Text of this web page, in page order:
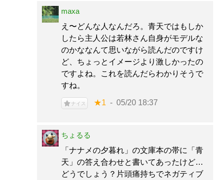
maxa
え〜どんな人なんだろ。青天ではもしか
したら主人公は若林さん自身がモデルな
のかななんて思いながら読んだのですけ
ど、ちょっとイメージより激しかったの
ですよね。これを読んだらわかりそうで
すね。
ナイス ★1 05/20 18:37
ちょるる
「ナナメの夕暮れ」の文庫本の帯に「青
天」の答え合わせと書いてあったけど…
どうでしょう？片頭痛持ちでネガティブ